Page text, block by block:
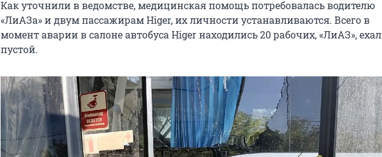
Как уточнили в ведомстве, медицинская помощь потребовалась водителю
«ЛиАЗа» и двум пассажирам Higer, их личности устанавливаются. Всего в
момент аварии в салоне автобуса Higer находились 20 рабочих, «ЛиАЗ», ехал
пустой.